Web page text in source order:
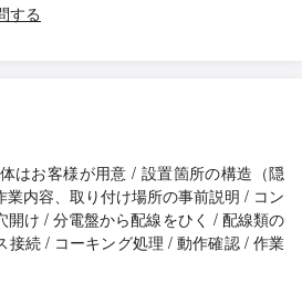
する
はお客様が用意 / 設置箇所の構造（隠
内容、取り付け場所の事前説明 / コン
開け / 分電盤から配線をひく / 配線類の
接続 / コーキング処理 / 動作確認 / 作業